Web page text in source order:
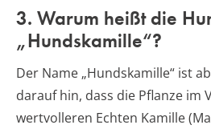
3. Warum heißt die
„Hundskamille“?
Der Name „Hundskamille“ ist
darauf hin, dass die Pflanze im
wertvolleren Echten Kamille